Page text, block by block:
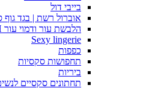
בייבי דול
אוברול רשת | בגד גוף
הלבשת עור ודמוי עור FETISH
Sexy lingerie
כפפות
תחפושות סקסיות
ביריות
תחתונים סקסיים